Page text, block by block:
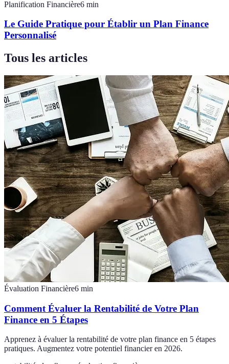
Planification Financière6 min
Le Guide Pratique pour Établir un Plan Finance
Personnalisé
Tous les articles
Évaluation Financière6 min
Comment Évaluer la Rentabilité de Votre Plan
Finance en 5 Étapes
Apprenez à évaluer la rentabilité de votre plan finance en 5 étapes
pratiques. Augmentez votre potentiel financier en 2026.